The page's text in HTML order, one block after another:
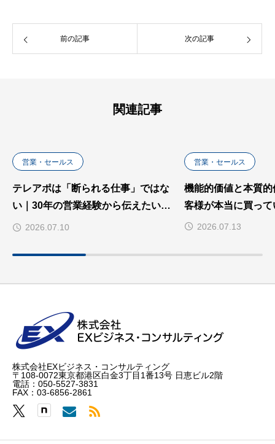
前の記事 次の記事
関連記事
営業・セールス
テレアポは「断られる仕事」ではな
い｜30年の営業経験から伝えたいこ
と 2026.07.10
営業・セールス
機能的価値と本質
客様が本当に買って
2026.07.13
株式会社EXビジネス・コンサルティング
〒108-0072東京都港区白金3丁目1番13号 日恵ビル2階
電話：050-5527-3831
FAX：03-6856-2861